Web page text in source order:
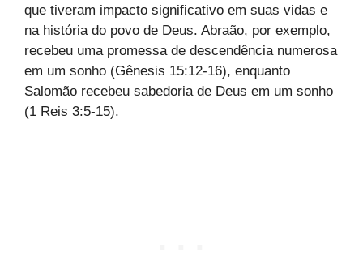
que tiveram impacto significativo em suas vidas e
na história do povo de Deus. Abraão, por exemplo,
recebeu uma promessa de descendência numerosa
em um sonho (Gênesis 15:12-16), enquanto
Salomão recebeu sabedoria de Deus em um sonho
(1 Reis 3:5-15).